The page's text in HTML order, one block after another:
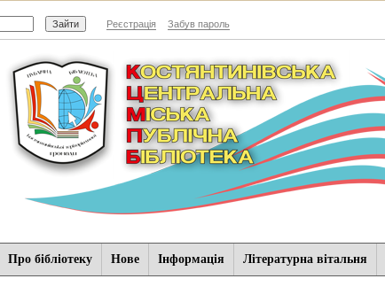
Реєстрація Забув пароль
Про бібліотеку Нове Iнформацiя Літературна вітальня